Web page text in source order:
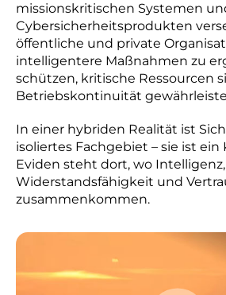
missionskritischen Systemen
Cybersicherheitsprodukten
öffentliche und private
intelligentere Maßnahmen zu
schützen, kritische Ressourcen
Betriebskontinuität
In einer hybriden Realität ist
isoliertes Fachgebiet – sie ist
Eviden steht dort, wo Intelligenz,
Widerstandsfähigkeit und
zusammenkommen.